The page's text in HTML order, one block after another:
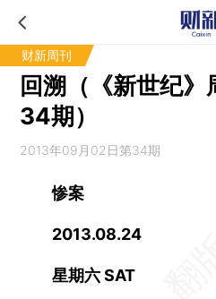
财新周刊
回溯（《新世纪
34期）
2013年09月02日第34期
惨案
2013.08.24
星期六 SAT